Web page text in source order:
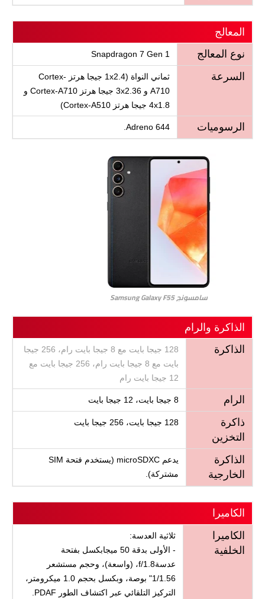
المعالج
نوع المعالج
Snapdragon 7 Gen 1
السرعة
ثماني النواة (1x2.4 جيجا هرتز Cortex-
A710 و 3x2.36 جيجا هرتز Cortex-A710 و
4x1.8 جيجا هرتز Cortex-A510)
الرسوميات Adreno 644.
سامسونج Samsung Galaxy F55
الذاكرة والرام
الذاكرة
128 جيجا بايت مع 8 جيجا بايت رام، 256 جيجا
بايت مع 8 جيجا بايت رام، 256 جيجا بايت مع
12 جيجا بايت رام
الرام 8 جيجا بايت، 12 جيجا بايت
ذاكرة
التخزين
128 جيجا بايت، 256 جيجا بايت
الذاكرة
الخارجية
يدعم microSDXC (يستخدم فتحة SIM
مشتركة).
الكاميرا
الكاميرا
الخلفية
ثلاثية العدسة:
- الأولى بدقة 50 ميجابكسل بفتحة
عدسةf/1.8، (واسعة)، وحجم مستشعر
1/1.56" بوصة، وبكسل بحجم 1.0 ميكرومتر،
التركيز التلقائي عبر اكتشاف الطور PDAF.